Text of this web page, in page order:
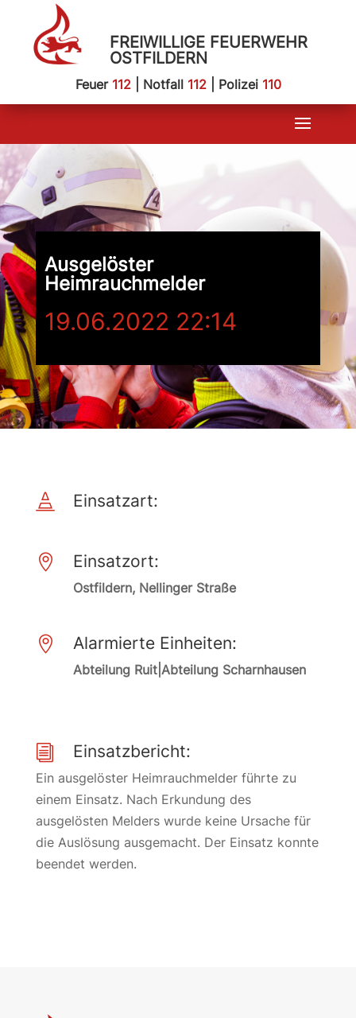
FREIWILLIGE FEUERWEHR
OSTFILDERN
Feuer 112| Notfall 112| Polizei 110
Ausgelöster
Heimrauchmelder
19.06.2022 22:14
 Einsatzart:
 Einsatzort:
Ostfildern, Nellinger Straße
 Alarmierte Einheiten:
Abteilung Ruit|Abteilung Scharnhausen
i Einsatzbericht:
Ein ausgelöster Heimrauchmelder führte zu
einem Einsatz. Nach Erkundung des
ausgelösten Melders wurde keine Ursache für
die Auslösung ausgemacht. Der Einsatz konnte
beendet werden.